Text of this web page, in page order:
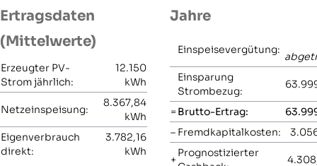
Ertragsdaten
(Mittelwerte)
Erzeugter PV-
Strom jährlich:
12.150
kWh
Netzeinspeisung:
8.367,84
kWh
Eigenverbrauch
direkt:
3.782,16
kWh
Jahre
Einspeisevergütung:
Einsparung
Strombezug:
=Brutto-Ertrag:
– Fremdkapitalkosten:
+
Prognostizierter